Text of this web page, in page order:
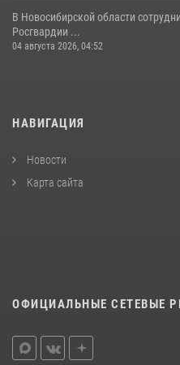
В Новосибирской области
Росгвардии ...
04 августа 2026, 04:52
НАВИГАЦИЯ
Новости
Карта сайта
ОФИЦИАЛЬНЫЕ СЕТЕВЫЕ